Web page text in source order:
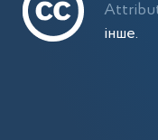
інше.